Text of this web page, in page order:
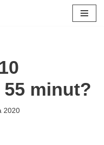
minut?
2020